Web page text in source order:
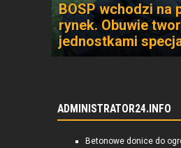
BOSP wchodzi na
rynek. Obuwie
jednostkami
ADMINISTRATOR24.INFO
Betonowe donice do